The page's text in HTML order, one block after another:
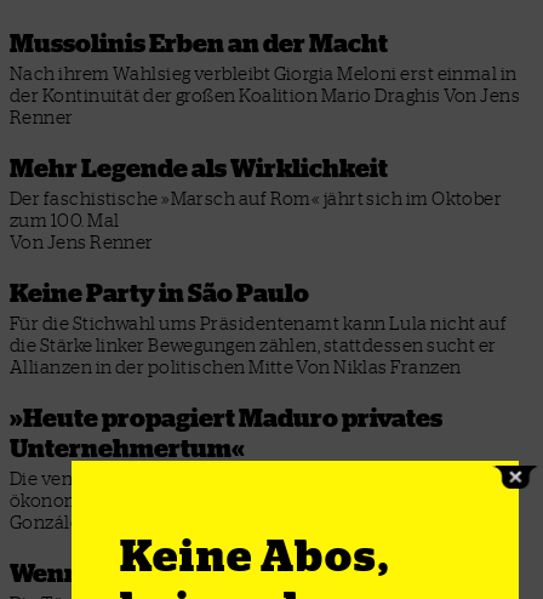
Mussolinis Erben an der Macht
Nach ihrem Wahlsieg verbleibt Giorgia Meloni erst einmal in
der Kontinuität der großen Koalition Mario Draghis Von Jens
Renner
Mehr Legende als Wirklichkeit
Der faschistische »Marsch auf Rom« jährt sich im Oktober
zum 100. Mal
Von Jens Renner
Keine Party in São Paulo
Für die Stichwahl ums Präsidentenamt kann Lula nicht auf
die Stärke linker Bewegungen zählen, stattdessen sucht er
Allianzen in der politischen MitteVon Niklas Franzen
»Heute propagiert Maduro privates
Unternehmertum«
Die venezolanische Regierung vollzieht einen Rechtsruck,
ökonomisch wie politisch, sagt der Soziologe Antonio
González Plessmann
Wenn der Nato-Partner mordet
Keine Abos,